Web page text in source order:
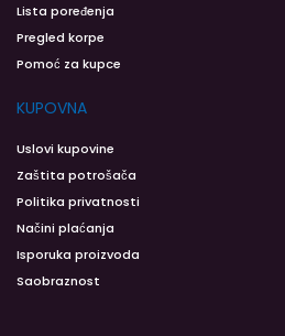
Lista poređenja
Pregled korpe
Pomoć za kupce
KUPOVNA
Uslovi kupovine
Zaštita potrošača
Politika privatnosti
Načini plaćanja
Isporuka proizvoda
Saobraznost